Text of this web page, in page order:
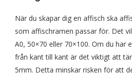
När du skapar dig en affisch ska
som affischramen passar för. Det
A0, 50×70 eller 70×100. Om du
från kant till kant är det viktigt att
5mm. Detta minskar risken för att